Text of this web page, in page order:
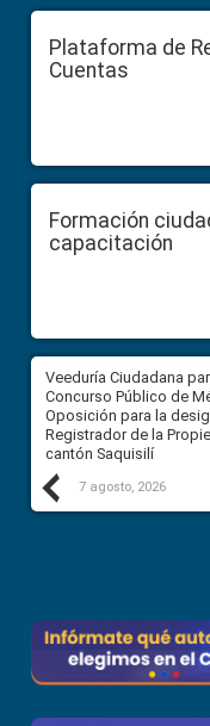
Plataforma de
Cuentas
Formación
capacitación
Previous
Veeduría Ciudadana
Concurso Público de
Oposición para la
Registrador de la
cantón Saquisilí
7 agosto, 2026